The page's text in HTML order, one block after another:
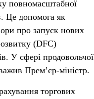
повномасштабної
Це допомога як
про запуск нових
(DFC)
У сфері продовольчої
Прем’єр-міністр.
торгових